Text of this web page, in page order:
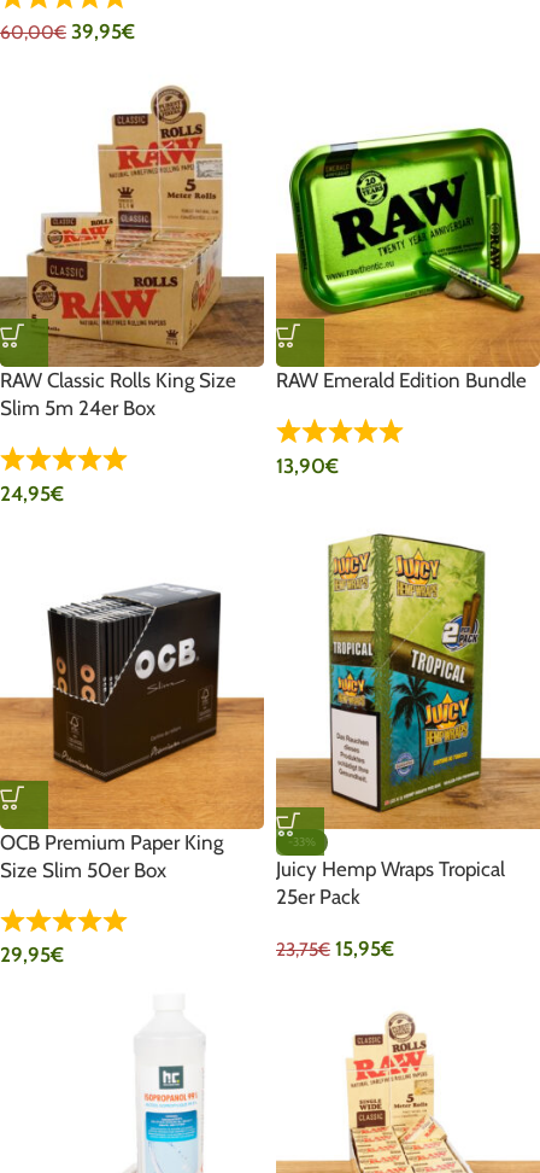
60,00€ 39,95€
RAW Classic Rolls King Size
Slim 5m 24er Box
24,95€
RAW Emerald Edition Bundle
13,90€
OCB Premium Paper King
Size Slim 50er Box
29,95€
-33%
Juicy Hemp Wraps Tropical
25er Pack
23,75€ 15,95€